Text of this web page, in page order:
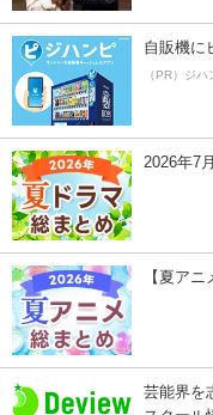
自販機に
（PR）ジハ
2026年7
【夏ア
芸能界を